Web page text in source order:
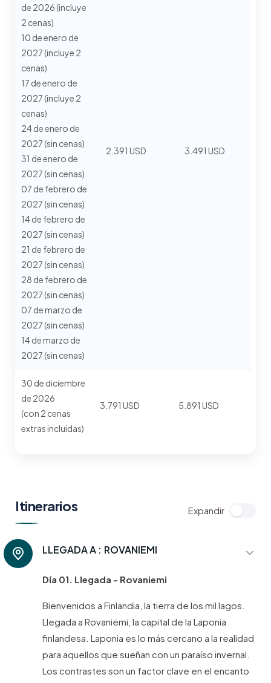
de 2026 (incluye
2 cenas)
10 de enero de
2027 (incluye 2
cenas)
17 de enero de
2027 (incluye 2
cenas)
24 de enero de
2027 (sin cenas)
31 de enero de
2027 (sin cenas)
07 de febrero de
2027 (sin cenas)
14 de febrero de
2027 (sin cenas)
21 de febrero de
2027 (sin cenas)
28 de febrero de
2027 (sin cenas)
07 de marzo de
2027 (sin cenas)
14 de marzo de
2027 (sin cenas)
2.391 USD 3.491 USD
30 de diciembre
de 2026
(con 2 cenas
extras incluidas)
3.791 USD 5.891 USD
Itinerarios
LLEGADA A : ROVANIEMI
Día 01. Llegada - Rovaniemi
Bienvenidos a Finlandia, la tierra de los mil lagos.
Llegada a Rovaniemi, la capital de la Laponia
finlandesa. Laponia es lo más cercano a la realidad
para aquellos que sueñan con un paraíso invernal.
Los contrastes son un factor clave en el encanto